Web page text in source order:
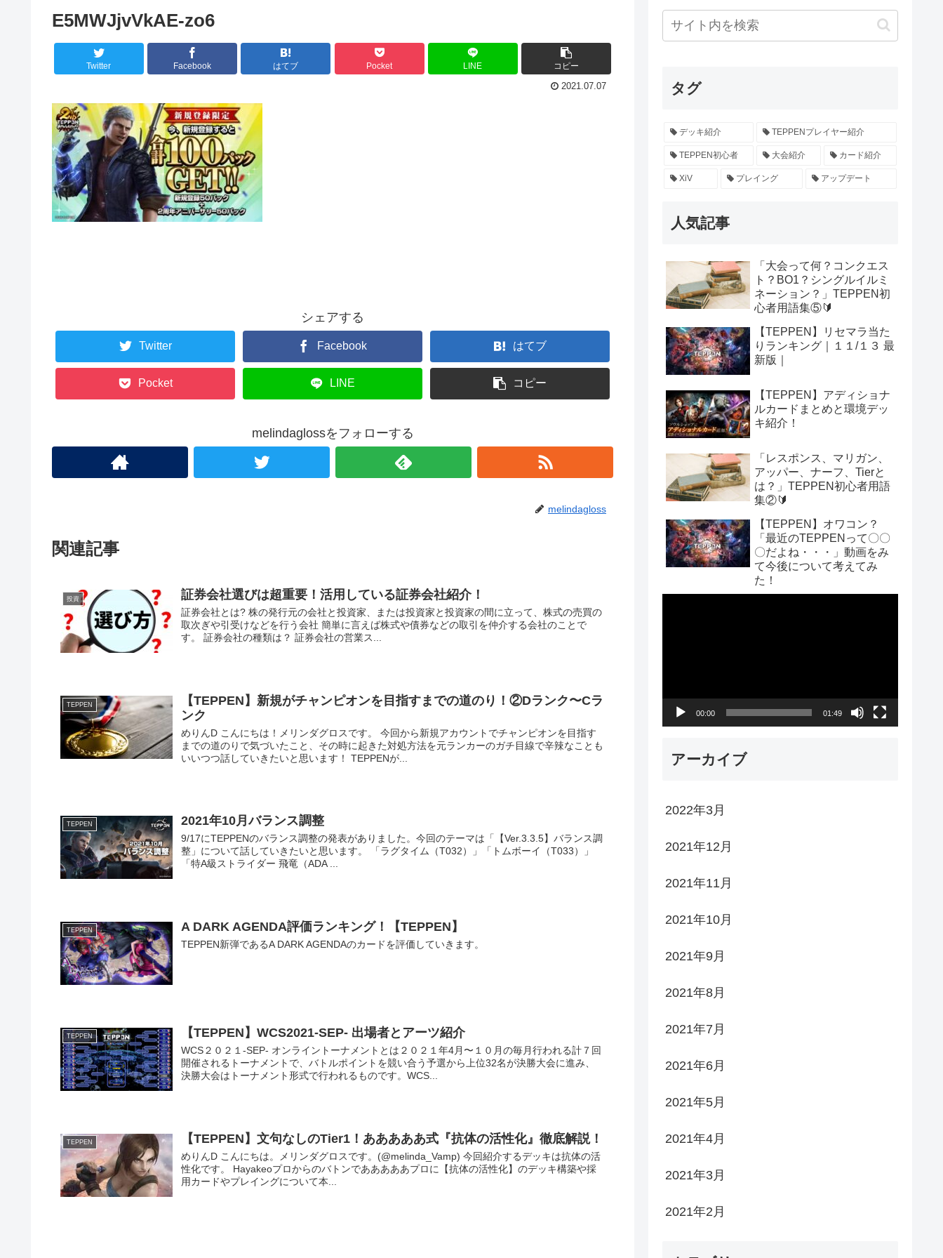
E5MWJjvVkAE-zo6
Twitter Facebook はてブ Pocket LINE コピー
2021.07.07
シェアする
Twitter Facebook はてブ
Pocket LINE コピー
melindaglossをフォローする
melindagloss
関連記事
投資 証券会社選びは超重要！活用している証券会社紹介！
証券会社とは? 株の発行元の会社と投資家、または投資家と投資家の間に立って、株式の売買の
取次ぎや引受けなどを行う会社 簡単に言えば株式や債券などの取引を仲介する会社のことで
す。 証券会社の種類は？ 証券会社の営業ス...
TEPPEN
【TEPPEN】新規がチャンピオンを目指すまでの道のり！②Dランク〜Cラ
ンク
めりんD こんにちは！メリンダグロスです。 今回から新規アカウントでチャンピオンを目指す
までの道のりで気づいたこと、その時に起きた対処方法を元ランカーのガチ目線で辛辣なことも
いいつつ話していきたいと思います！ TEPPENが...
TEPPEN 2021年10月バランス調整
9/17にTEPPENのバランス調整の発表がありました。今回のテーマは「【Ver.3.3.5】バランス調
整」について話していきたいと思います。 「ラグタイム（T032）」「トムボーイ（T033）」
「特A級ストライダー 飛竜（ADA ...
TEPPEN A DARK AGENDA評価ランキング！【TEPPEN】
TEPPEN新弾であるA DARK AGENDAのカードを評価していきます。
TEPPEN 【TEPPEN】WCS2021-SEP- 出場者とアーツ紹介
WCS２０２１-SEP- オンライントーナメントとは２０２１年4月〜１０月の毎月行われる計７回
開催されるトーナメントで、バトルポイントを競い合う予選から上位32名が決勝大会に進み、
決勝大会はトーナメント形式で行われるものです。WCS...
TEPPEN 【TEPPEN】文句なしのTier1！あああああ式『抗体の活性化』徹底解説！
めりんD こんにちは。メリンダグロスです。(@melinda_Vamp) 今回紹介するデッキは抗体の活
性化です。 Hayakeoプロからのバトンであああああプロに【抗体の活性化】のデッキ構築や採
用カードやプレイングについて本...
タグ
デッキ紹介 TEPPENプレイヤー紹介
TEPPEN初心者 大会紹介 カード紹介
XiV プレイング アップデート
人気記事
「大会って何？コンクエス
ト？BO1？シングルイルミ
ネーション？」TEPPEN初
心者用語集⑤🔰
【TEPPEN】リセマラ当た
りランキング｜１１/１３ 最
新版｜
【TEPPEN】アディショナ
ルカードまとめと環境デッ
キ紹介！
「レスポンス、マリガン、
アッパー、ナーフ、Tierと
は？」TEPPEN初心者用語
集②🔰
【TEPPEN】オワコン？
「最近のTEPPENって〇〇
〇だよね・・・」動画をみ
て今後について考えてみ
た！
00:00 01:49
アーカイブ
2022年3月
2021年12月
2021年11月
2021年10月
2021年9月
2021年8月
2021年7月
2021年6月
2021年5月
2021年4月
2021年3月
2021年2月